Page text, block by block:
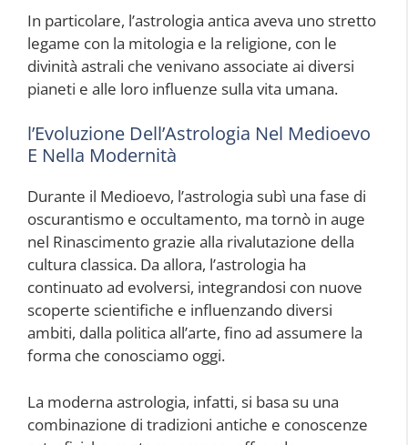
In particolare, l’astrologia antica aveva uno stretto
legame con la mitologia e la religione, con le
divinità astrali che venivano associate ai diversi
pianeti e alle loro influenze sulla vita umana.
l’Evoluzione Dell’Astrologia Nel Medioevo
E Nella Modernità
Durante il Medioevo, l’astrologia subì una fase di
oscurantismo e occultamento, ma tornò in auge
nel Rinascimento grazie alla rivalutazione della
cultura classica. Da allora, l’astrologia ha
continuato ad evolversi, integrandosi con nuove
scoperte scientifiche e influenzando diversi
ambiti, dalla politica all’arte, fino ad assumere la
forma che conosciamo oggi.
La moderna astrologia, infatti, si basa su una
combinazione di tradizioni antiche e conoscenze